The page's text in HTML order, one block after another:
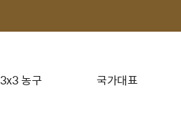
3x3 농구 국가대표